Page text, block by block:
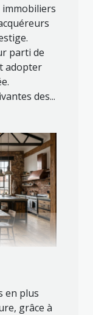
immobiliers
parti de
adopter
des...
en plus
grâce à